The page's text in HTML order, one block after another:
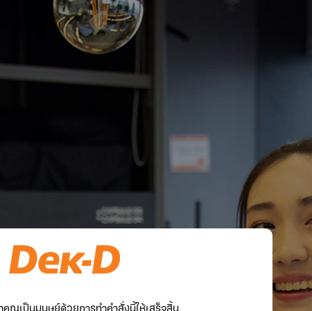
คุณเป็นมนุษย์ด้วยการทำคำสั่งนี้ให้เสร็จสิ้น